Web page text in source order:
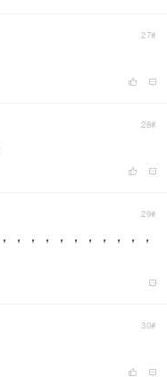
27#
28#
29#
，，，，，，，，，，
30#